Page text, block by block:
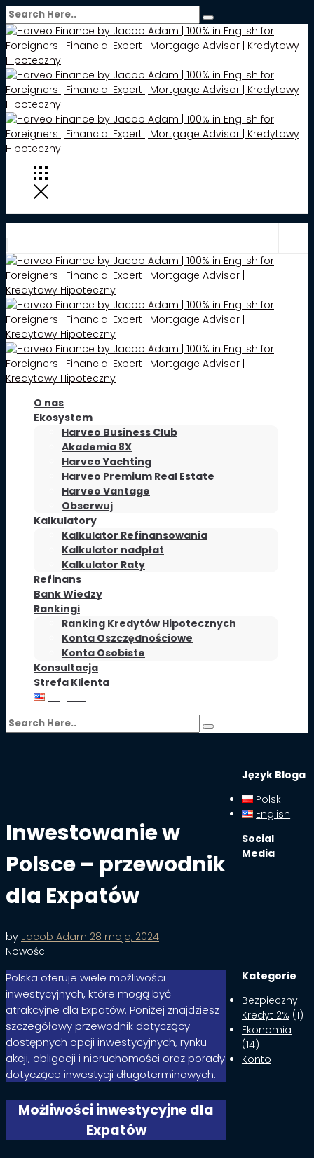
O nas
Ekosystem
Harveo Business Club
Akademia 8X
Harveo Yachting
Harveo Premium Real Estate
Harveo Vantage
Obserwuj
Kalkulatory
Kalkulator Refinansowania
Kalkulator nadpłat
Kalkulator Raty
Refinans
Bank Wiedzy
Rankingi
Ranking Kredytów Hipotecznych
Konta Oszczędnościowe
Konta Osobiste
Konsultacja
Strefa Klienta
Inwestowanie w
Polsce – przewodnik
dla Expatów
by Jacob Adam 28 maja, 2024
Nowości
Polska oferuje wiele możliwości
inwestycyjnych, które mogą być
atrakcyjne dla Expatów. Poniżej znajdziesz
szczegółowy przewodnik dotyczący
dostępnych opcji inwestycyjnych, rynku
akcji, obligacji i nieruchomości oraz porady
dotyczące inwestycji długoterminowych.
Możliwości inwestycyjne dla
Expatów
Język Bloga
Polski
English
Social
Media
Kategorie
Bezpieczny
Kredyt 2% (1)
Ekonomia
(14)
Konto